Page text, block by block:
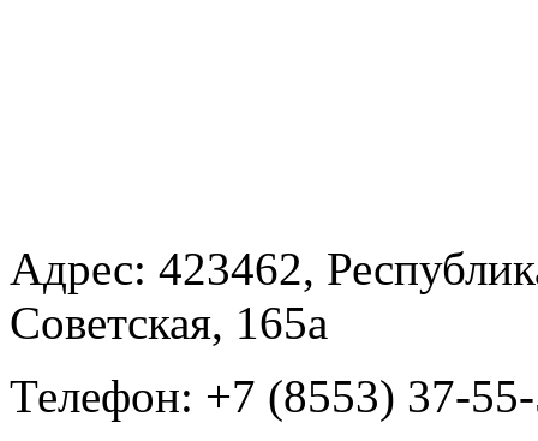
Адрес: 423462,
Советская, 165а
Телефон: +7 (8553) 37-